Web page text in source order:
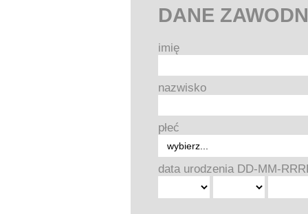
DANE
imię
nazwisko
płeć
data urodzenia DD-MM-